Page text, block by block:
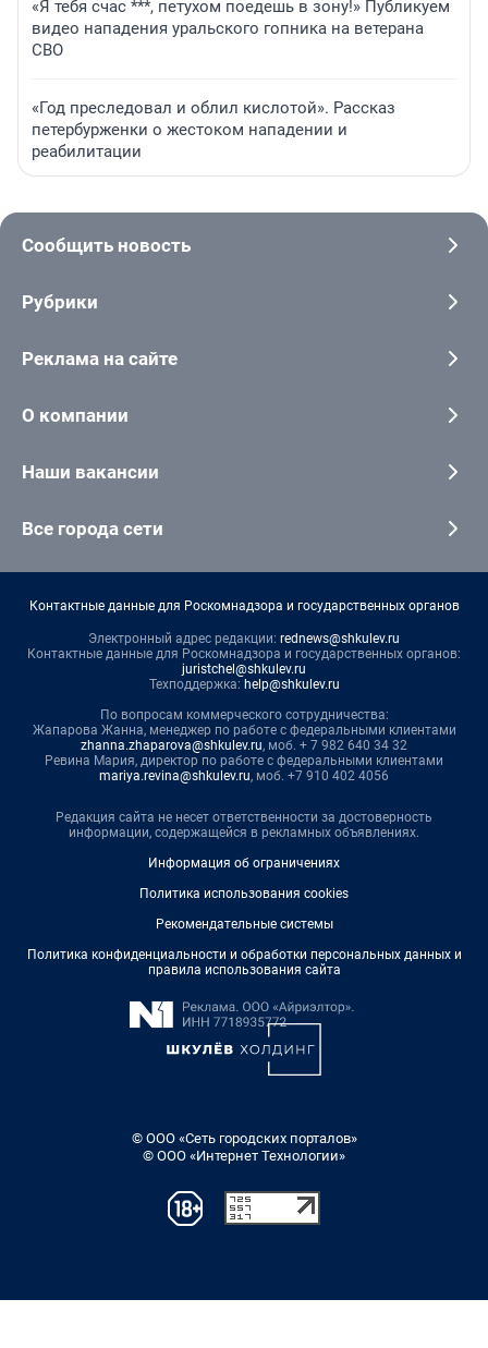
«Я тебя счас ***, петухом поедешь в зону!» Публикуем
видео нападения уральского гопника на ветерана
СВО
«Год преследовал и облил кислотой». Рассказ
петербурженки о жестоком нападении и
реабилитации
Сообщить новость
Рубрики
Реклама на сайте
О компании
Наши вакансии
Все города сети
Контактные данные для Роскомнадзора и государственных органов
Электронный адрес редакции: rednews@shkulev.ru
Контактные данные для Роскомнадзора и государственных органов:
juristchel@shkulev.ru
Техподдержка: help@shkulev.ru
По вопросам коммерческого сотрудничества:
Жапарова Жанна, менеджер по работе с федеральными клиентами
zhanna.zhaparova@shkulev.ru, моб. + 7 982 640 34 32
Ревина Мария, директор по работе с федеральными клиентами
mariya.revina@shkulev.ru, моб. +7 910 402 4056
Редакция сайта не несет ответственности за достоверность
информации, содержащейся в рекламных объявлениях.
Информация об ограничениях
Политика использования cookies
Рекомендательные системы
Политика конфиденциальности и обработки персональных данных и
правила использования сайта
© ООО «Сеть городских порталов»
© ООО «Интернет Технологии»